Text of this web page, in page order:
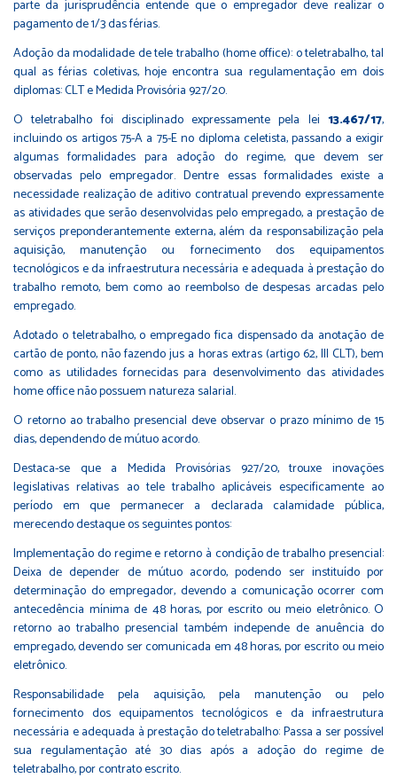
parte da jurisprudência entende que o empregador deve realizar o
pagamento de 1/3 das férias.
Adoção da modalidade de tele trabalho (home office): o teletrabalho, tal
qual as férias coletivas, hoje encontra sua regulamentação em dois
diplomas: CLT e Medida Provisória 927/20.
O teletrabalho foi disciplinado expressamente pela lei 13.467/17,
incluindo os artigos 75-A a 75-E no diploma celetista, passando a exigir
algumas formalidades para adoção do regime, que devem ser
observadas pelo empregador. Dentre essas formalidades existe a
necessidade realização de aditivo contratual prevendo expressamente
as atividades que serão desenvolvidas pelo empregado, a prestação de
serviços preponderantemente externa, além da responsabilização pela
aquisição, manutenção ou fornecimento dos equipamentos
tecnológicos e da infraestrutura necessária e adequada à prestação do
trabalho remoto, bem como ao reembolso de despesas arcadas pelo
empregado.
Adotado o teletrabalho, o empregado fica dispensado da anotação de
cartão de ponto, não fazendo jus a horas extras (artigo 62, III CLT), bem
como as utilidades fornecidas para desenvolvimento das atividades
home office não possuem natureza salarial.
O retorno ao trabalho presencial deve observar o prazo mínimo de 15
dias, dependendo de mútuo acordo.
Destaca-se que a Medida Provisórias 927/20, trouxe inovações
legislativas relativas ao tele trabalho aplicáveis especificamente ao
período em que permanecer a declarada calamidade pública,
merecendo destaque os seguintes pontos:
Implementação do regime e retorno à condição de trabalho presencial:
Deixa de depender de mútuo acordo, podendo ser instituído por
determinação do empregador, devendo a comunicação ocorrer com
antecedência mínima de 48 horas, por escrito ou meio eletrônico. O
retorno ao trabalho presencial também independe de anuência do
empregado, devendo ser comunicada em 48 horas, por escrito ou meio
eletrônico.
Responsabilidade pela aquisição, pela manutenção ou pelo
fornecimento dos equipamentos tecnológicos e da infraestrutura
necessária e adequada à prestação do teletrabalho: Passa a ser possível
sua regulamentação até 30 dias após a adoção do regime de
teletrabalho, por contrato escrito.